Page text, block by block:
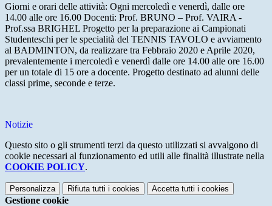
Giorni e orari delle attività: Ogni mercoledì e venerdì, dalle ore
14.00 alle ore 16.00 Docenti: Prof. BRUNO – Prof. VAIRA -
Prof.ssa BRIGHEL Progetto per la preparazione ai Campionati
Studenteschi per le specialità del TENNIS TAVOLO e avviamento
al BADMINTON, da realizzare tra Febbraio 2020 e Aprile 2020,
prevalentemente i mercoledì e venerdì dalle ore 14.00 alle ore 16.00
per un totale di 15 ore a docente. Progetto destinato ad alunni delle
classi prime, seconde e terze.
Notizie
Questo sito o gli strumenti terzi da questo utilizzati si avvalgono di
cookie necessari al funzionamento ed utili alle finalità illustrate nella
COOKIE POLICY.
Personalizza Rifiuta tutti i cookies Accetta tutti i cookies
Gestione cookie